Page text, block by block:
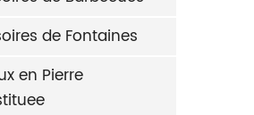
de Fontaines
en Pierre